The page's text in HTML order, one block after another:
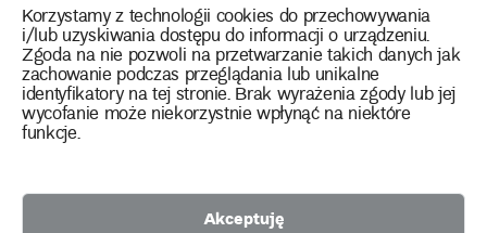
Korzystamy z technologii cookies do przechowywania
i/lub uzyskiwania dostępu do informacji o urządzeniu.
Zgoda na nie pozwoli na przetwarzanie takich danych jak
zachowanie podczas przeglądania lub unikalne
identyfikatory na tej stronie. Brak wyrażenia zgody lub jej
wycofanie może niekorzystnie wpłynąć na niektóre
funkcje.
Akceptuję
Kontakt
instagram
twitterfacebookyoutube
tiktok
Polityka prywatności